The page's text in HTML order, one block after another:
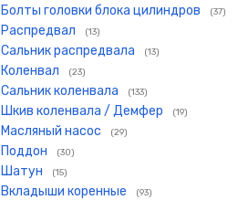
Болты головки блока цилиндров (37)
Распредвал (13)
Сальник распредвала (13)
Коленвал (23)
Сальник коленвала (133)
Шкив коленвала / Демфер (19)
Масляный насос (29)
Поддон (30)
Шатун (15)
Вкладыши коренные (93)